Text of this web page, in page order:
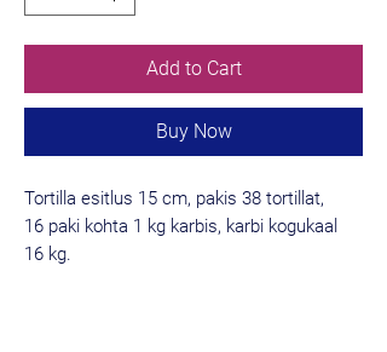
Add to Cart
Buy Now
Tortilla esitlus 15 cm, pakis 38 tortillat,
16 paki kohta 1 kg karbis, karbi kogukaal
16 kg.